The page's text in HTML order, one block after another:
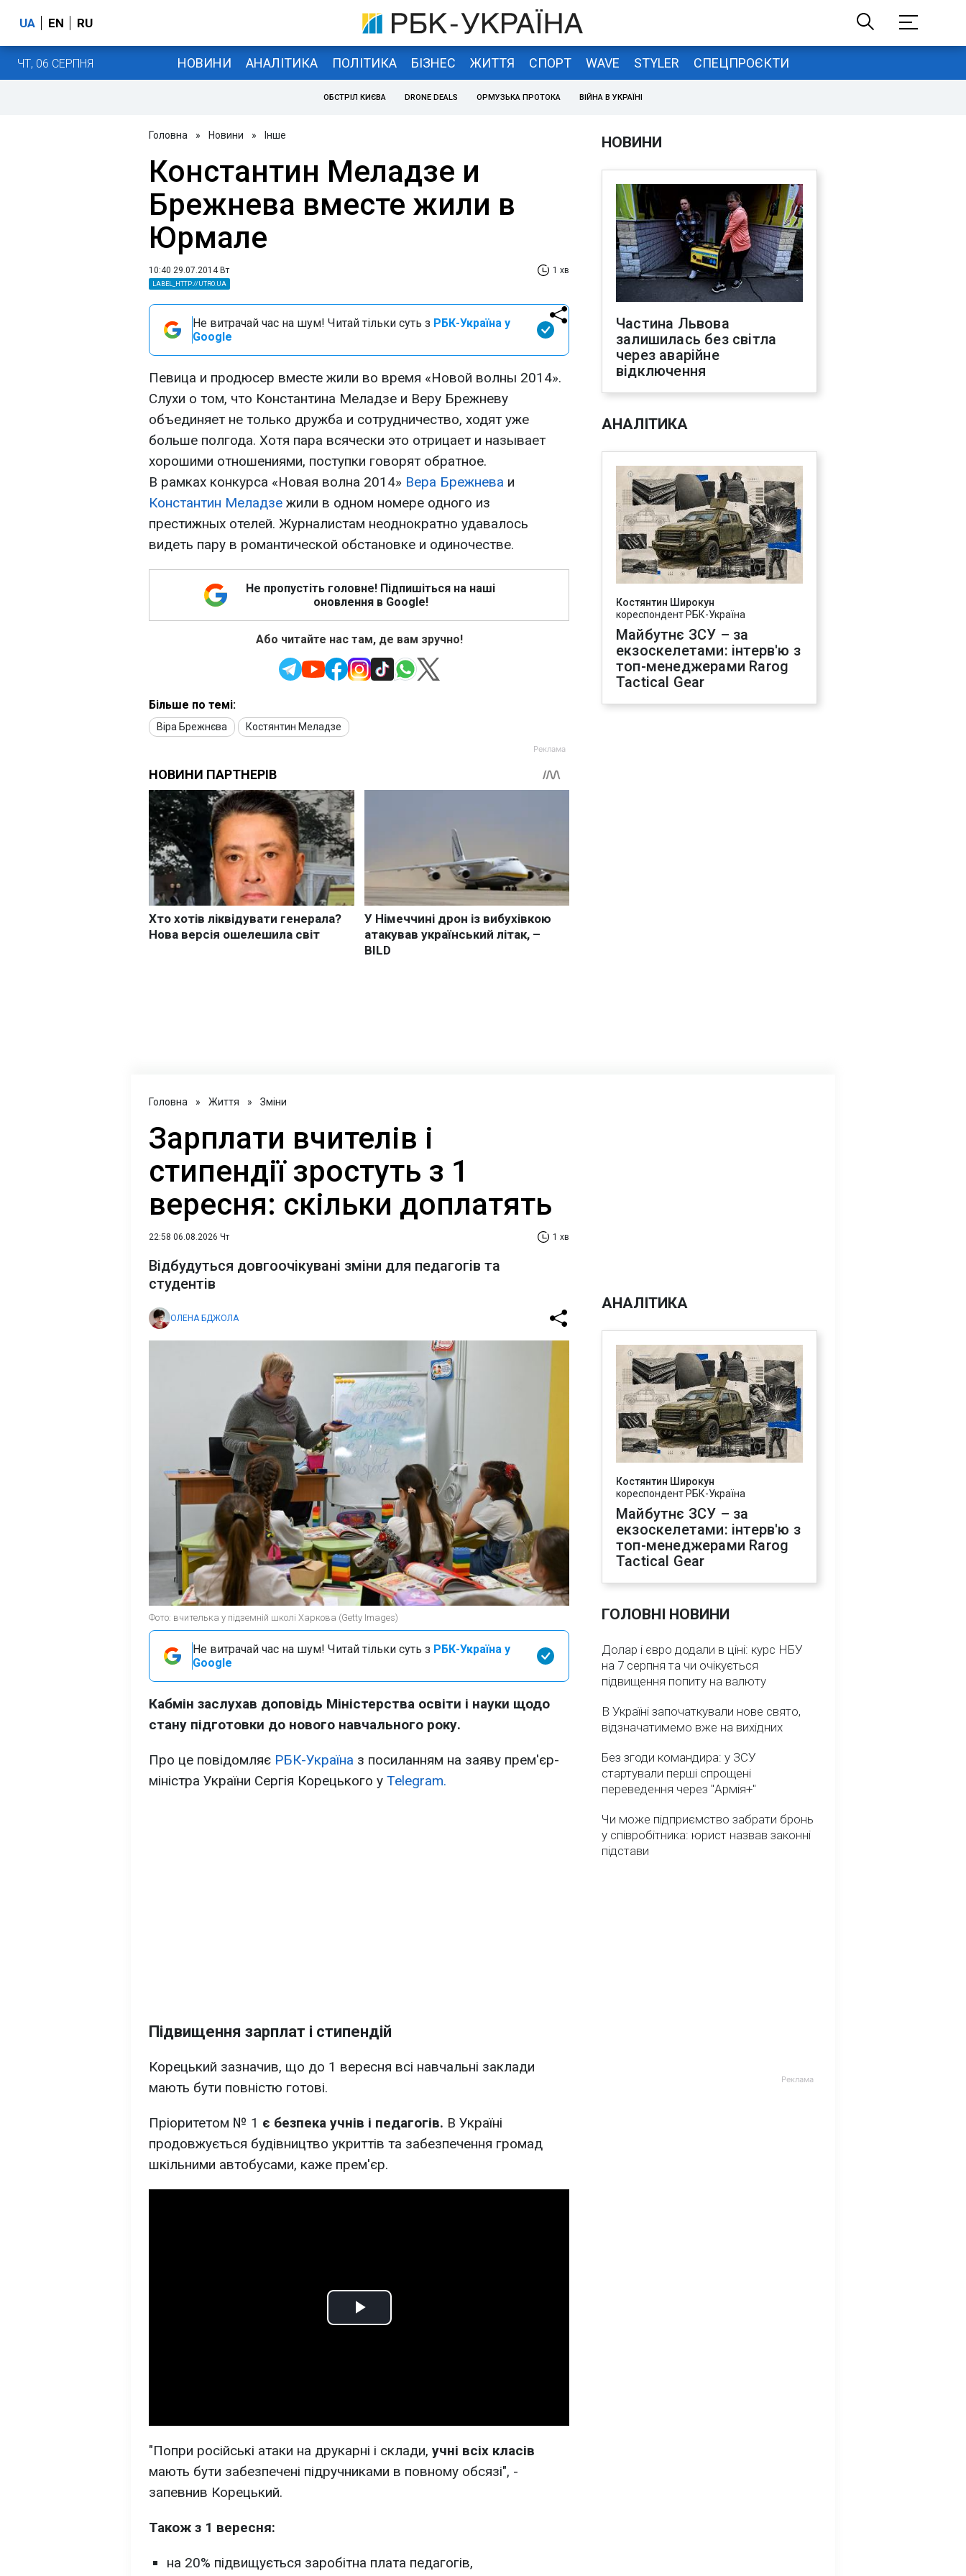
UA EN RU
ЧТ, 06 СЕРПНЯ НОВИНИ АНАЛІТИКА ПОЛІТИКА БІЗНЕС ЖИТТЯ СПОРТ WAVE STYLER СПЕЦПРОЄКТИ
ОБСТРІЛ КИЄВА DRONE DEALS ОРМУЗЬКА ПРОТОКА ВІЙНА В УКРАЇНІ
Головна » Новини » Інше
Константин Меладзе и
Брежнева вместе жили в
Юрмале
10:40 29.07.2014 Вт 1 хв
LABEL_HTTP://UTRO.UA
Не витрачай час на шум! Читай тільки суть з РБК-Україна у
Google
Певица и продюсер вместе жили во время «Новой волны 2014».
Слухи о том, что Константина Меладзе и Веру Брежневу
объединяет не только дружба и сотрудничество, ходят уже
больше полгода. Хотя пара всячески это отрицает и называет
хорошими отношениями, поступки говорят обратное.
В рамках конкурса «Новая волна 2014» Вера Брежнева и
Константин Меладзе жили в одном номере одного из
престижных отелей. Журналистам неоднократно удавалось
видеть пару в романтической обстановке и одиночестве.
Не пропустіть головне! Підпишіться на наші
оновлення в Google!
Або читайте нас там, де вам зручно!
Більше по темі:
Віра Брежнєва Костянтин Меладзе
НОВИНИ
Частина Львова
залишилась без світла
через аварійне
відключення
АНАЛІТИКА
Костянтин Широкун
кореспондент РБК-Україна
Майбутнє ЗСУ – за
екзоскелетами: інтерв'ю з
топ-менеджерами Rarog
Tactical Gear
Головна » Життя » Зміни
Зарплати вчителів і
стипендії зростуть з 1
вересня: скільки доплатять
22:58 06.08.2026 Чт 1 хв
Відбудуться довгоочікувані зміни для педагогів та
студентів
ОЛЕНА БДЖОЛА
Фото: вчителька у підземній школі Харкова (Getty Images)
Не витрачай час на шум! Читай тільки суть з РБК-Україна у
Google
Кабмін заслухав доповідь Міністерства освіти і науки щодо
стану підготовки до нового навчального року.
Про це повідомляє РБК-Україна з посиланням на заяву прем'єр-
міністра України Сергія Корецького у Telegram.
Підвищення зарплат і стипендій
Корецький зазначив, що до 1 вересня всі навчальні заклади
мають бути повністю готові.
Пріоритетом № 1 є безпека учнів і педагогів. В Україні
продовжується будівництво укриттів та забезпечення громад
шкільними автобусами, каже прем'єр.
Play
"Попри російські атаки на друкарні і склади, учні всіх класів
мають бути забезпечені підручниками в повному обсязі", -
запевнив Корецький.
Також з 1 вересня:
на 20% підвищується заробітна плата педагогів,
АНАЛІТИКА
Костянтин Широкун
кореспондент РБК-Україна
Майбутнє ЗСУ – за
екзоскелетами: інтерв'ю з
топ-менеджерами Rarog
Tactical Gear
ГОЛОВНІ НОВИНИ
Долар і євро додали в ціні: курс НБУ
на 7 серпня та чи очікується
підвищення попиту на валюту
В Україні започаткували нове свято,
відзначатимемо вже на вихідних
Без згоди командира: у ЗСУ
стартували перші спрощені
переведення через "Армія+"
Чи може підприємство забрати бронь
у співробітника: юрист назвав законні
підстави